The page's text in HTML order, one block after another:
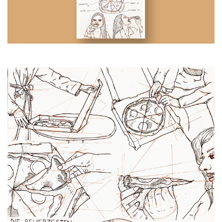
Transfer und Kooperation
Produktgestaltung B.A.
Strategische Gestaltung M.A.